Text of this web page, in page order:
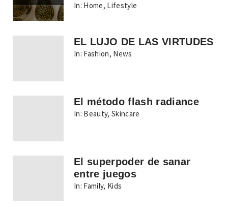
In: Home, Lifestyle
EL LUJO DE LAS VIRTUDES
In: Fashion, News
El método flash radiance
In: Beauty,Skincare
El superpoder de sanar
entre juegos
In: Family, Kids